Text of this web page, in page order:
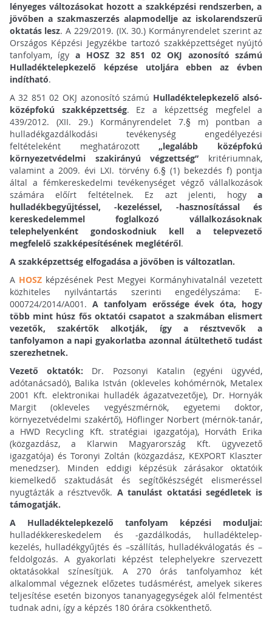
lényeges változásokat hozott a szakképzési rendszerben, a
jövőben a szakmaszerzés alapmodellje az iskolarendszerű
oktatás lesz. A 229/2019. (IX. 30.) Kormányrendelet szerint az
Országos Képzési Jegyzékbe tartozó szakképzettséget nyújtó
tanfolyam, ígya HOSZ 32 851 02 OKJ azonosító számú
Hulladéktelepkezelő képzése utoljára ebben az évben
indítható.
A 32 851 02 OKJ azonosító számú Hulladéktelepkezelő alsó-
középfokú szakképzettség. Ez a képzettség megfelel a
439/2012. (XII. 29.) Kormányrendelet 7.§ m) pontban a
hulladékgazdálkodási tevékenység engedélyezési
feltételeként meghatározott„legalább középfokú
környezetvédelmi szakirányú végzettség” kritériumnak,
valamint a 2009. évi LXI. törvény 6.§ (1) bekezdés f) pontja
által a fémkereskedelmi tevékenységet végző vállalkozások
számára előírt feltételnek. Ez azt jelenti, hogya
hulladékbegyűjtéssel, -kezeléssel, -hasznosítással és
kereskedelemmel foglalkozó vállalkozásoknak
telephelyenként gondoskodniuk kell a telepvezető
megfelelő szakképesítésének meglétéről.
A szakképzettség elfogadása a jövőben is változatlan.
A HOSZképzésének Pest Megyei Kormányhivatalnál vezetett
közhiteles nyilvántartás szerinti engedélyszáma: E-
000724/2014/A001. A tanfolyam erőssége évek óta, hogy
több mint húsz fős oktatói csapatot a szakmában elismert
vezetők, szakértők alkotják, így a résztvevők a
tanfolyamon a napi gyakorlatba azonnal átültethető tudást
szerezhetnek.
Vezető oktatók: Dr. Pozsonyi Katalin (egyéni ügyvéd,
adótanácsadó), Balika István (okleveles kohómérnök, Metalex
2001 Kft. elektronikai hulladék ágazatvezetője), Dr. Hornyák
Margit (okleveles vegyészmérnök, egyetemi doktor,
környezetvédelmi szakértő), Höflinger Norbert (mérnök-tanár,
a HWD Recycling Kft. stratégiai igazgatója), Horváth Erika
(közgazdász, a Klarwin Magyarország Kft. ügyvezető
igazgatója) és Toronyi Zoltán (közgazdász, KEXPORT Klaszter
menedzser). Minden eddigi képzésük zárásakor oktatóik
kiemelkedő szaktudását és segítőkészségét elismeréssel
nyugtázták a résztvevők. A tanulást oktatási segédletek is
támogatják.
A Hulladéktelepkezelő tanfolyam képzési moduljai:
hulladékkereskedelem és -gazdálkodás, hulladéktelep-
kezelés, hulladékgyűjtés és –szállítás, hulladékválogatás és –
feldolgozás. A gyakorlati képzést telephelyekre szervezett
oktatásokkal színesítjük. A 270 órás tanfolyamhoz két
alkalommal végeznek előzetes tudásmérést, amelyek sikeres
teljesítése esetén bizonyos tananyagegységek alól felmentést
tudnak adni, így a képzés 180 órára csökkenthető.